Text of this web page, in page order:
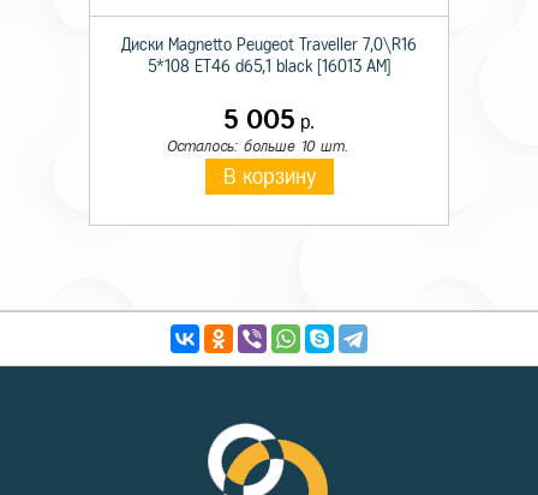
Диски Magnetto Peugeot Traveller 7,0\R16
5*108 ET46 d65,1 black [16013 AM]
5 005 р.
Осталось: больше 10 шт.
В корзину